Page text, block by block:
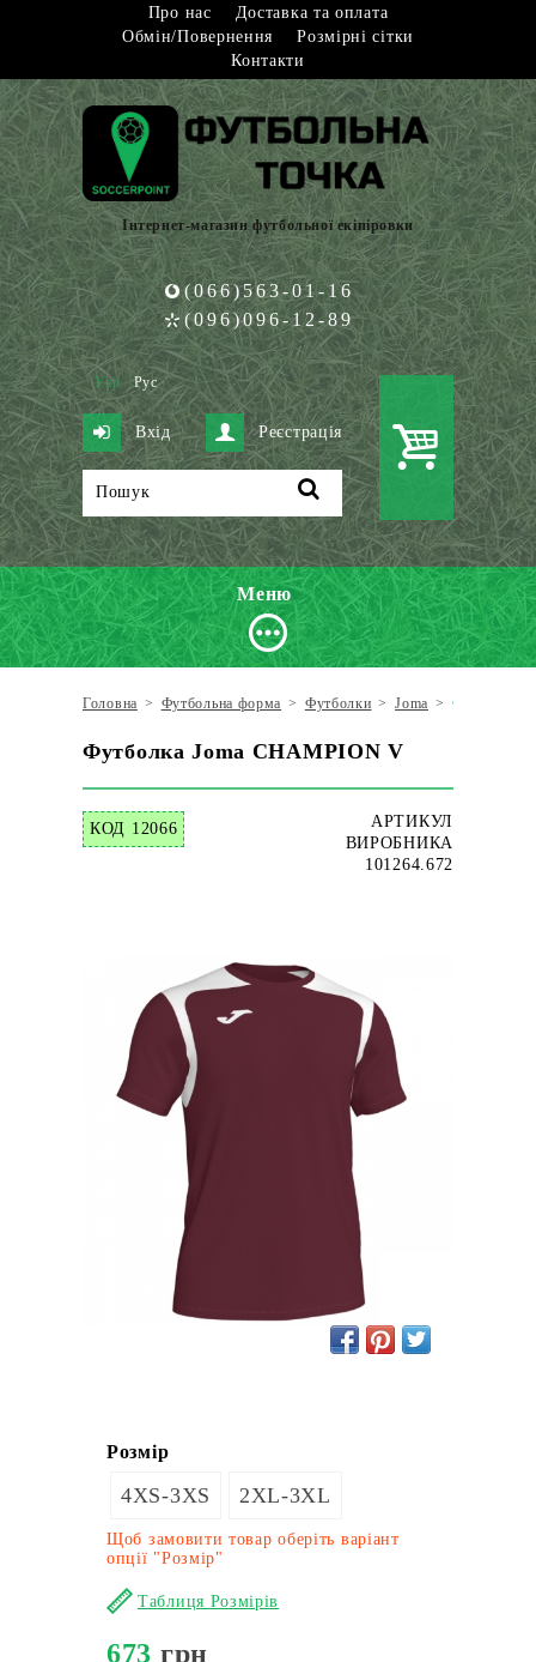
Про нас
Доставка та оплата
Обмін/Повернення
Розмірні сітки
Контакти
Інтернет-магазин футбольної екіпіровки
(066)563-01-16
(096)096-12-89
Укр Рус
Вхід Реєстрація
Меню
Головна > Футбольна форма > Футболки > Joma > Футболка
Футболка Joma CHAMPION V
КОД 12066
АРТИКУЛ
ВИРОБНИКА
101264.672
Розмір
4XS-3XS 2XL-3XL
Щоб замовити товар оберіть варіант
опції "Розмір"
Таблиця Розмірів
673 грн